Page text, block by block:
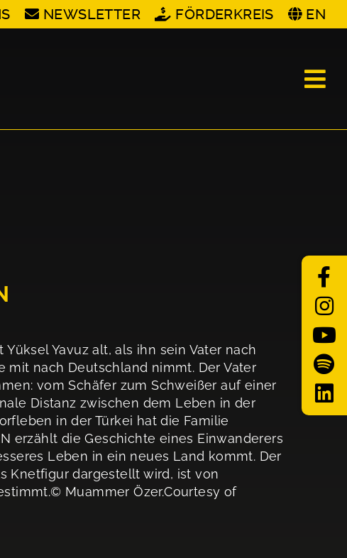
NEWSLETTER FÖRDERKREIS EN
Yüksel Yavuz alt, als ihn sein Vater nach
nach Deutschland nimmt. Der Vater
vom Schäfer zum Schweißer auf einer
Distanz zwischen dem Leben in der
in der Türkei hat die Familie
erzählt die Geschichte eines Einwanderers
Leben in ein neues Land kommt. Der
Knetfigur dargestellt wird, ist von
Muammer Özer.Courtesy of